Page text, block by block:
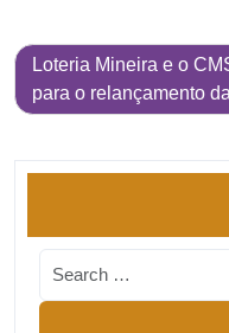
Loteria Mineira e o
para o relançamento